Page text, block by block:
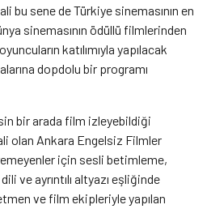
bu sene de Türkiye sinemasının en
sinemasının ödüllü filmlerinden
katılımıyla yapılacak
dopdolu bir programı
bir arada film izleyebildiği
olan Ankara Engelsiz Filmler
için sesli betimleme,
ve ayrıntılı altyazı eşliğinde
ve film ekipleriyle yapılan